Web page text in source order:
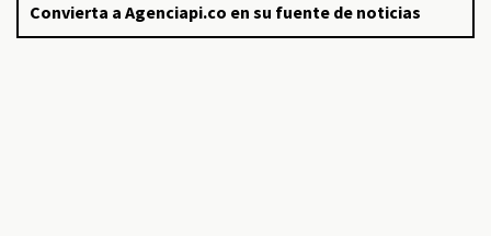
Convierta a Agenciapi.co en su fuente de noticias